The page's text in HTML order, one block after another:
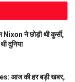
ने छोड़ी थी कुर्सी,
दुनिया
आज की हर बड़ी खबर,